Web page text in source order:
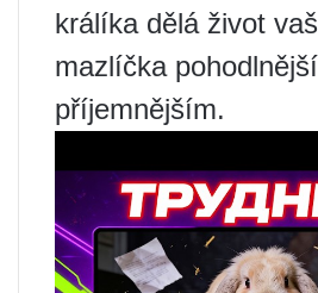
králíka dělá život
mazlíčka
příjemnějším.